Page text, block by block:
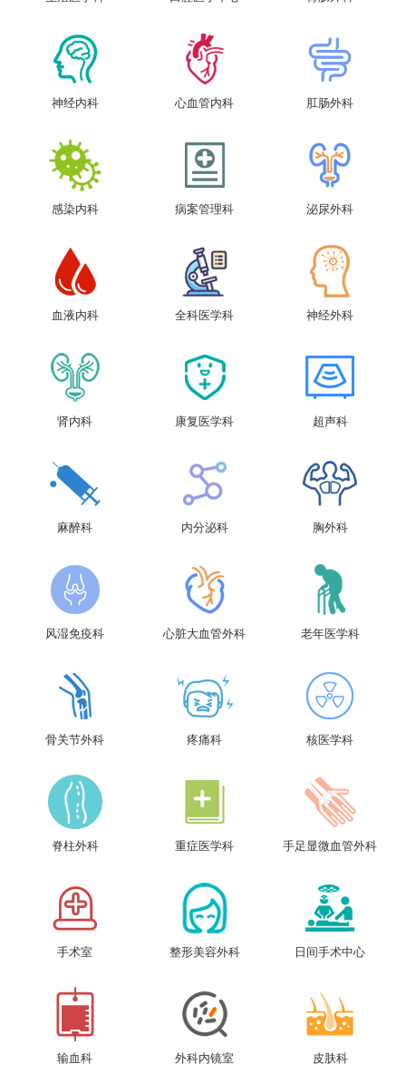
神经内科 心血管内科 肛肠外科
感染内科 病案管理科 泌尿外科
血液内科 全科医学科 神经外科
肾内科 康复医学科 超声科
麻醉科 内分泌科 胸外科
风湿免疫科 心脏大血管外科 老年医学科
骨关节外科 疼痛科 核医学科
脊柱外科 重症医学科 手足显微血管外科
手术室 整形美容外科 日间手术中心
输血科 外科内镜室 皮肤科